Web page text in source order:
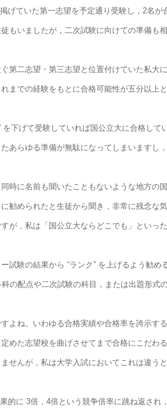
げていた第一志望を予定通り受験し，2名が
もいましたが，二次試験に向けての準備も
第二志望・第三志望と位置付けていた私大
までの経験をもとに合格可能性が五分以上
下げて受験していれば国公立大に合格して
あらゆる準備が無駄になってしまいますし
時に名前も聞いたこともないような地方の
勧められたと生徒から聞き，非常に残念な気
が，私は「国公立大ならどこでも」といっ
試験の結果から “ランク” を上げるよう勧め
の配点や二次試験の科目，または出題形式
よね。いわゆる合格実績や合格率を誇示す
めた志望校を曲げさせてまで合格にこだわ
せんが，私は大学入試においてこれは違う
的に 3倍，4倍という競争倍率に跳ね返され